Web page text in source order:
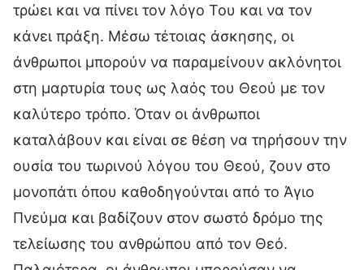
τρώει και να πίνει τον λόγο Του και να τον
κάνει πράξη. Μέσω τέτοιας άσκησης, οι
άνθρωποι μπορούν να παραμείνουν ακλόνητοι
στη μαρτυρία τους ως λαός του Θεού με τον
καλύτερο τρόπο. Όταν οι άνθρωποι
καταλάβουν και είναι σε θέση να τηρήσουν την
ουσία του τωρινού λόγου του Θεού, ζουν στο
μονοπάτι όπου καθοδηγούνται από το Άγιο
Πνεύμα και βαδίζουν στον σωστό δρόμο της
τελείωσης του ανθρώπου από τον Θεό.